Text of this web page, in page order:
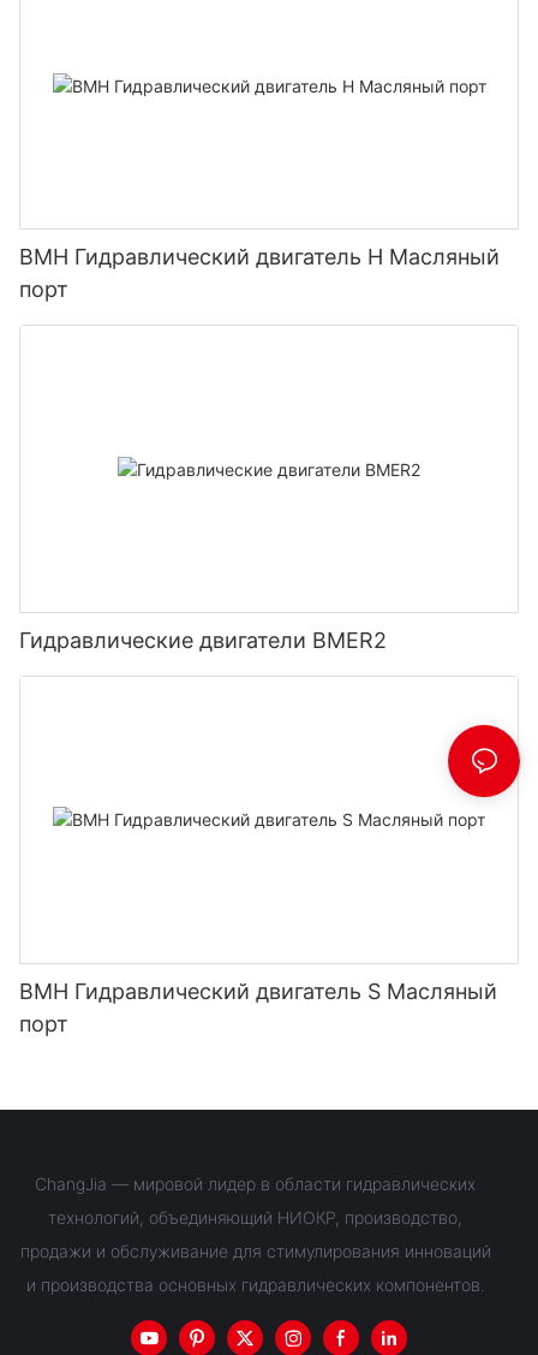
BMH Гидравлический двигатель H Масляный
порт
Гидравлические двигатели BMER2
BMH Гидравлический двигатель S Масляный
порт
ChangJia — мировой лидер в области гидравлических
технологий, объединяющий НИОКР, производство,
продажи и обслуживание для стимулирования инноваций
и производства основных гидравлических компонентов.